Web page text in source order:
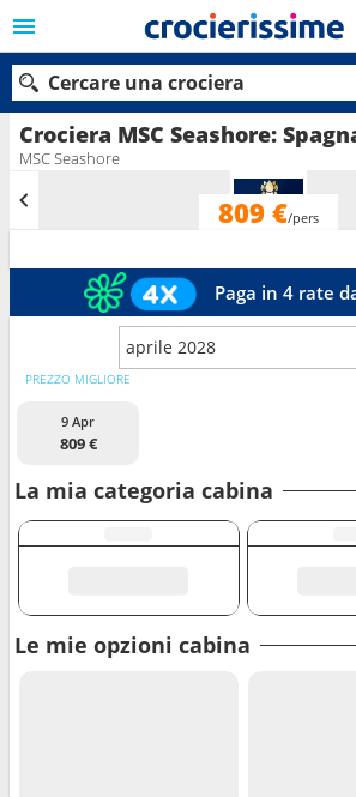
MSC Seashore
809 €/pers
Paga in 4 rate
aprile 2028
PREZZO MIGLIORE
9 Apr
809 €
La mia categoria cabina
Le mie opzioni cabina
Cercare una crociera
Le nostre destinazioni
Mesi di partenza
Porti